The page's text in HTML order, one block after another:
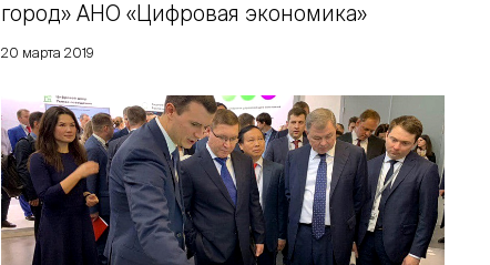
20 марта 2019
город» АНО «Цифровая экономика»